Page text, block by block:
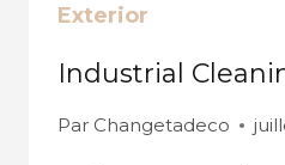
Exterior
Industrial
Par Changetadeco